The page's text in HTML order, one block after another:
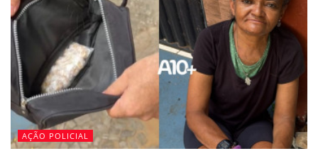
AÇÃO POLICIAL